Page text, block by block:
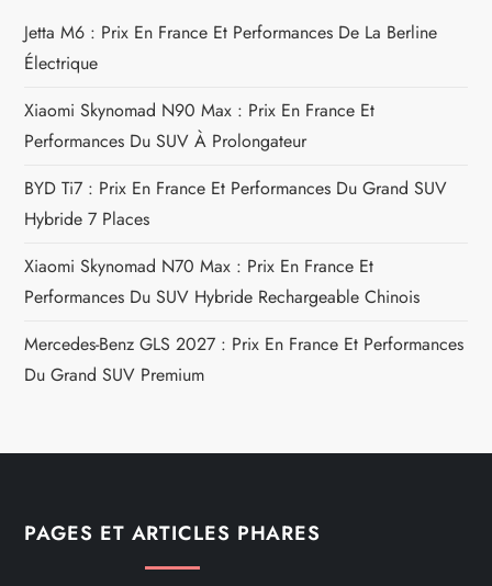
c
l
e
Jetta M6 : Prix En France Et Performances De La Berline
Électrique
Xiaomi Skynomad N90 Max : Prix En France Et
Performances Du SUV À Prolongateur
BYD Ti7 : Prix En France Et Performances Du Grand SUV
Hybride 7 Places
Xiaomi Skynomad N70 Max : Prix En France Et
Performances Du SUV Hybride Rechargeable Chinois
Mercedes-Benz GLS 2027 : Prix En France Et Performances
Du Grand SUV Premium
PAGES ET ARTICLES PHARES